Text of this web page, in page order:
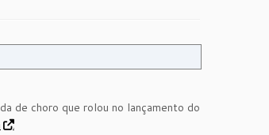
de choro que rolou no lançamento do
.